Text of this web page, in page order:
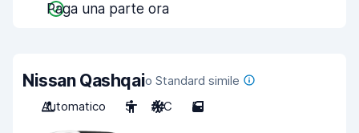
Paga una parte ora
Nissan Qashqaio Standard simile
Automatico
5 A/C 5